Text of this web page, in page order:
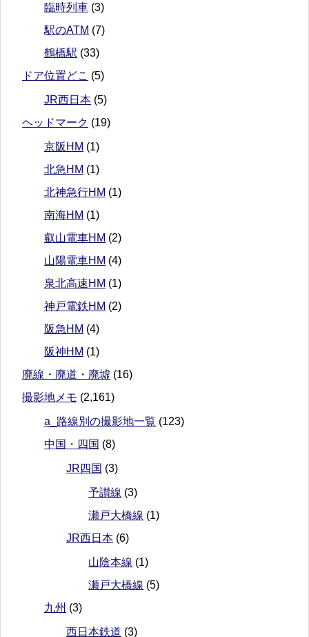
臨時列車 (3)
駅のATM (7)
鶴橋駅 (33)
ドア位置どこ (5)
JR西日本 (5)
ヘッドマーク (19)
京阪HM (1)
北急HM (1)
北神急行HM (1)
南海HM (1)
叡山電車HM (2)
山陽電車HM (4)
泉北高速HM (1)
神戸電鉄HM (2)
阪急HM (4)
阪神HM (1)
廃線・廃道・廃墟 (16)
撮影地メモ (2,161)
a_路線別の撮影地一覧 (123)
中国・四国 (8)
JR四国 (3)
予讃線 (3)
瀬戸大橋線 (1)
JR西日本 (6)
山陰本線 (1)
瀬戸大橋線 (5)
九州 (3)
西日本鉄道 (3)